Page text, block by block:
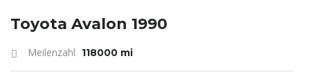
Toyota Avalon 1990
Meilenzahl 118000 mi